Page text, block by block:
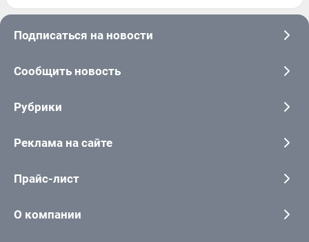
Подписаться на новости
Сообщить новость
Рубрики
Реклама на сайте
Прайс-лист
О компании